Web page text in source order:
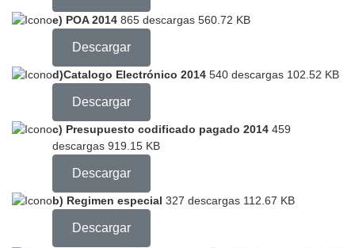
e) POA 2014 865 descargas 560.72 KB
Descargar
d)Catalogo Electrónico 2014 540 descargas 102.52 KB
Descargar
c) Presupuesto codificado pagado 2014 459
descargas 919.15 KB
Descargar
b) Regimen especial 327 descargas 112.67 KB
Descargar